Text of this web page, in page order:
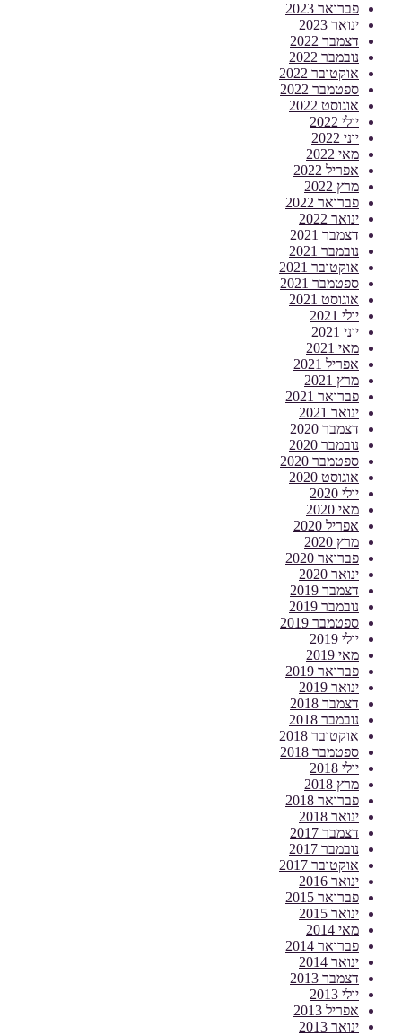
פברואר 2023
ינואר 2023
דצמבר 2022
נובמבר 2022
אוקטובר 2022
ספטמבר 2022
אוגוסט 2022
יולי 2022
יוני 2022
מאי 2022
אפריל 2022
מרץ 2022
פברואר 2022
ינואר 2022
דצמבר 2021
נובמבר 2021
אוקטובר 2021
ספטמבר 2021
אוגוסט 2021
יולי 2021
יוני 2021
מאי 2021
אפריל 2021
מרץ 2021
פברואר 2021
ינואר 2021
דצמבר 2020
נובמבר 2020
ספטמבר 2020
אוגוסט 2020
יולי 2020
מאי 2020
אפריל 2020
מרץ 2020
פברואר 2020
ינואר 2020
דצמבר 2019
נובמבר 2019
ספטמבר 2019
יולי 2019
מאי 2019
פברואר 2019
ינואר 2019
דצמבר 2018
נובמבר 2018
אוקטובר 2018
ספטמבר 2018
יולי 2018
מרץ 2018
פברואר 2018
ינואר 2018
דצמבר 2017
נובמבר 2017
אוקטובר 2017
ינואר 2016
פברואר 2015
ינואר 2015
מאי 2014
פברואר 2014
ינואר 2014
דצמבר 2013
יולי 2013
אפריל 2013
ינואר 2013